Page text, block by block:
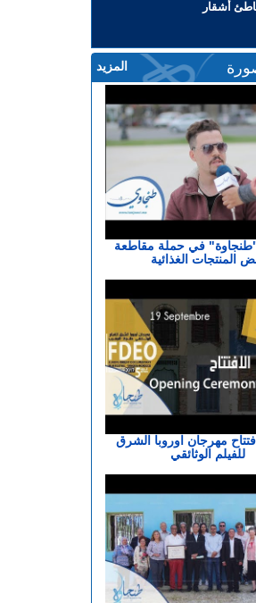
أشقار
المزيد
في حملة مقاطعة
المنتجات الغذائية
مهرجان اوروبا الشرق
للفيلم الوثائقي